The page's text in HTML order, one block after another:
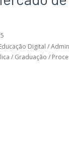
Digital /
/ Graduação /